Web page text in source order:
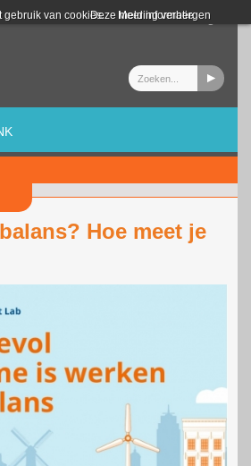
gebruik van cookies. Meer informatie
Deze melding verbergen
Login
Hoe meet je